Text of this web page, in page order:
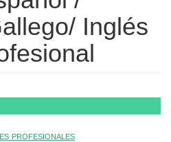
Inglés
profesionales